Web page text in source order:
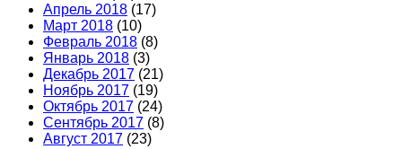
Апрель 2018 (17)
Март 2018 (10)
Февраль 2018 (8)
Январь 2018 (3)
Декабрь 2017 (21)
Ноябрь 2017 (19)
Октябрь 2017 (24)
Сентябрь 2017 (8)
Август 2017 (23)